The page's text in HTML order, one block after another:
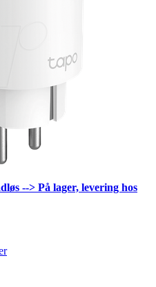
--> På lager, levering hos